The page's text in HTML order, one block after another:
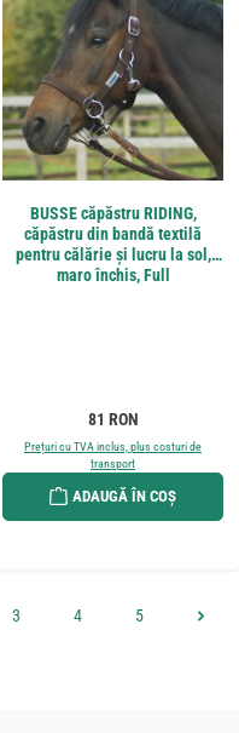
BUSSE căpăstru RIDING,
căpăstru din bandă textilă
pentru călărie și lucru la sol,
maro închis, Full
Preț obișnuit:
81 RON
Prețuri cu TVA inclus, plus costuri de
transport
ADAUGĂ ÎN COȘ
Pagina
3 Pagina
4 Pagina
5